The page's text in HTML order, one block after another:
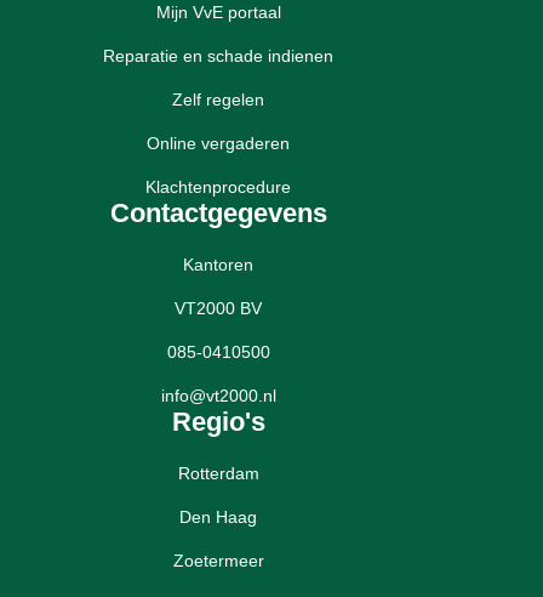
Mijn VvE portaal
Reparatie en schade indienen
Zelf regelen
Online vergaderen
Klachtenprocedure
Contactgegevens
Kantoren
VT2000 BV
085-0410500
info@vt2000.nl
Regio's
Rotterdam
Den Haag
Zoetermeer